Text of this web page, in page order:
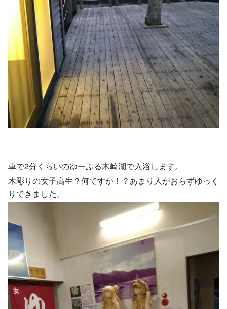
車で2分くらいのゆーぷる木崎湖で入浴します。
木彫りの女子高生？何ですか！？あまり人がおらずゆっく
りできました。